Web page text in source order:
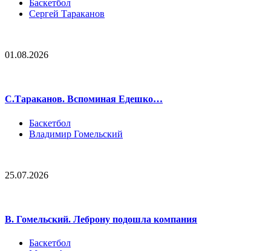
Баскетбол
Сергей Тараканов
01.08.2026
С.Тараканов. Вспоминая Едешко…
Баскетбол
Владимир Гомельский
25.07.2026
В. Гомельский. Леброну подошла компания
Баскетбол